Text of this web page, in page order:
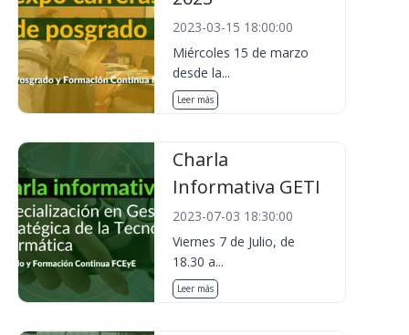
2023-03-15 18:00:00
Miércoles 15 de marzo
desde la...
Leer más
Charla
Informativa GETI
2023-07-03 18:30:00
Viernes 7 de Julio, de
18.30 a...
Leer más